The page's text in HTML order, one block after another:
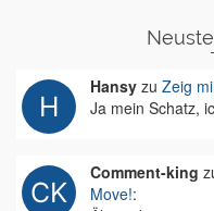
Hansy zu Zeig
Ja mein Schatz,
Comment-king
Move!: